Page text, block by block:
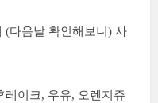
(다음날 확인해보니) 사
레이크, 우유, 오렌지쥬